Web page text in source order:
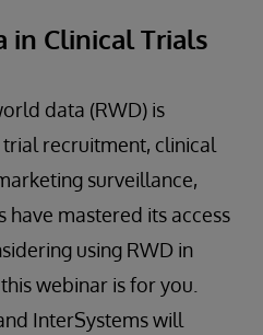
in Clinical Trials
data (RWD) is
recruitment, clinical
surveillance,
mastered its access
using RWD in
webinar is for you.
InterSystems will